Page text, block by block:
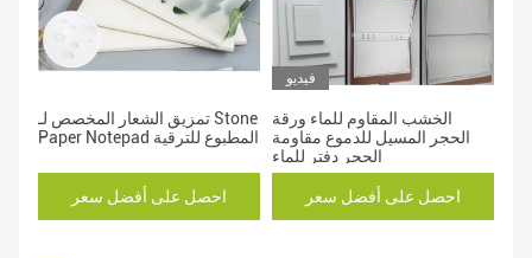
تمزيق الشعار المخصص لـ Stone
Paper Notepad المطبوع للترقية
احصل على أفضل سعر
فيديو
الخشب المقاوم للماء ورقة
الحجر المسيل للدموع مقاومة
الحجر دفتر للماء
احصل على أفضل سعر